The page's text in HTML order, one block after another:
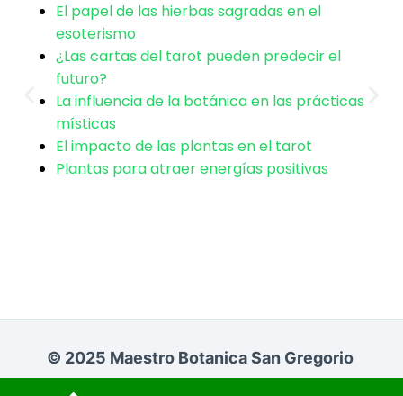
Absolutamente. Abordamos situaciones
familiares delicadas con protocolos discretos y
efectivos, empleando desde limpiezas de hogar
hasta rituales de armonía, siempre respetando
¿Qué cuidados se necesitan
situaciones estresantes por unos días.
Mantener el espacio personal limpio y usar
protección ligera, como un poco de salvia o
El papel de las hierbas sagradas en el
esoterismo
¿Las cartas del tarot pueden predecir el
futuro?
La influencia de la botánica en las prácticas
místicas
El impacto de las plantas en el tarot
Plantas para atraer energías positivas
© 2025 Maestro Botanica San Gregorio